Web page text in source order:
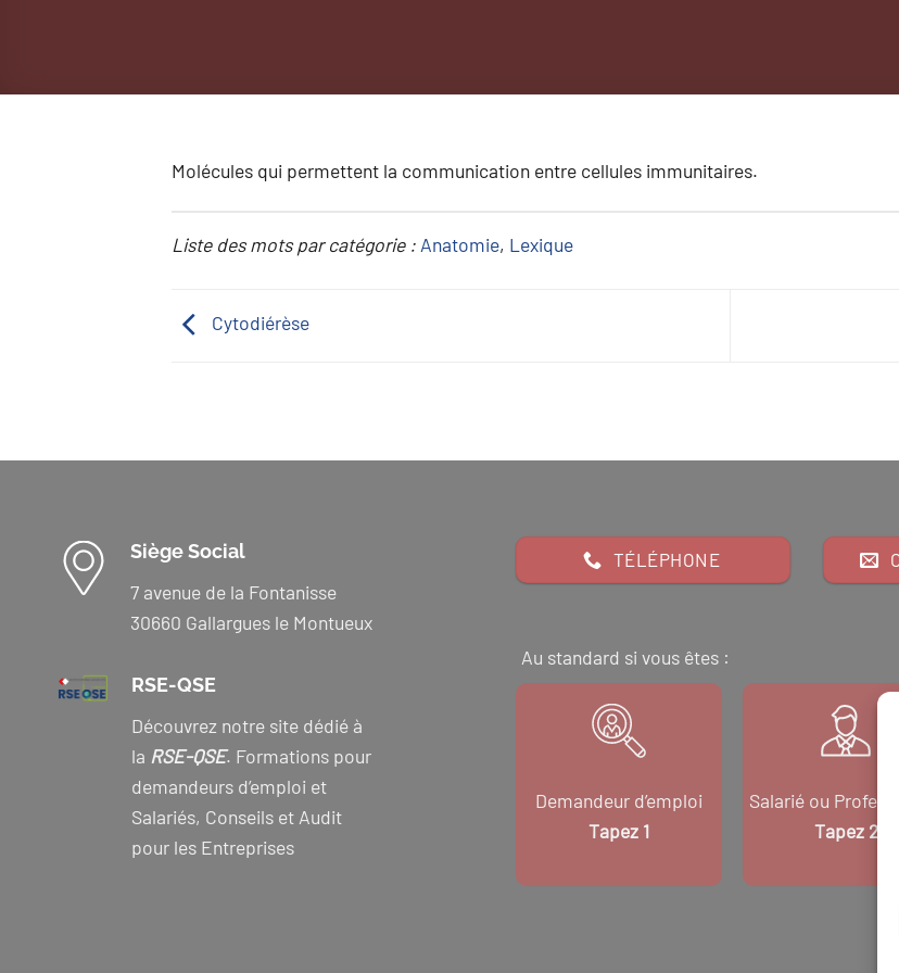
Molécules qui permettent la communication entre cellules immunitaires.
Liste des mots par catégorie : Anatomie, Lexique
Cytodiérèse
Siège Social
7 avenue de la Fontanisse
30660 Gallargues le Montueux
RSE-QSE
Découvrez notre site dédié à
la RSE-QSE. Formations pour
demandeurs d’emploi et
Salariés, Conseils et Audit
pour les Entreprises
TÉLÉPHONE
Au standard si vous êtes :
Demandeur d’emploi
Tapez 1
Salarié ou
Tapez 2